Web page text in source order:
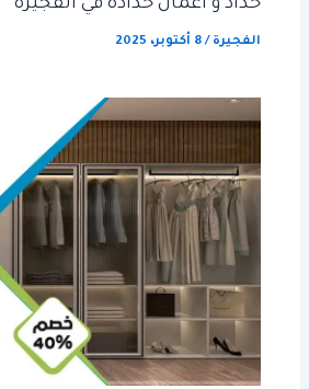
حداد و اعمال حدادة في الفجيرة
الفجيرة /8 أكتوبر، 2025